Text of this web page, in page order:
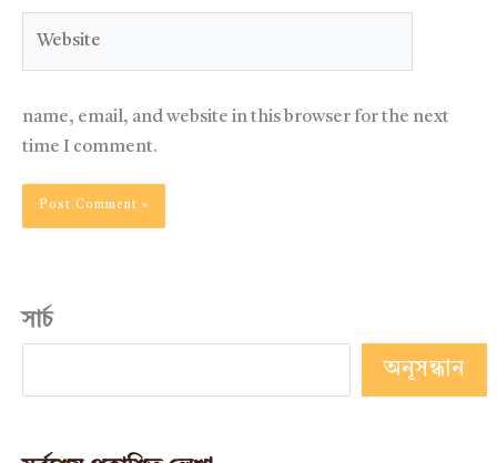
name, email, and website in this browser for the next
time I comment.
সার্চ
অনূসন্ধান